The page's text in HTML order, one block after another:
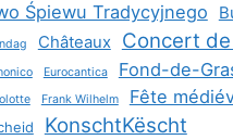
Śpiewu Tradycyjnego
Châteaux Concert
Eurocantica Fond-de-
Frank Wilhelm Fête
KonschtKëscht